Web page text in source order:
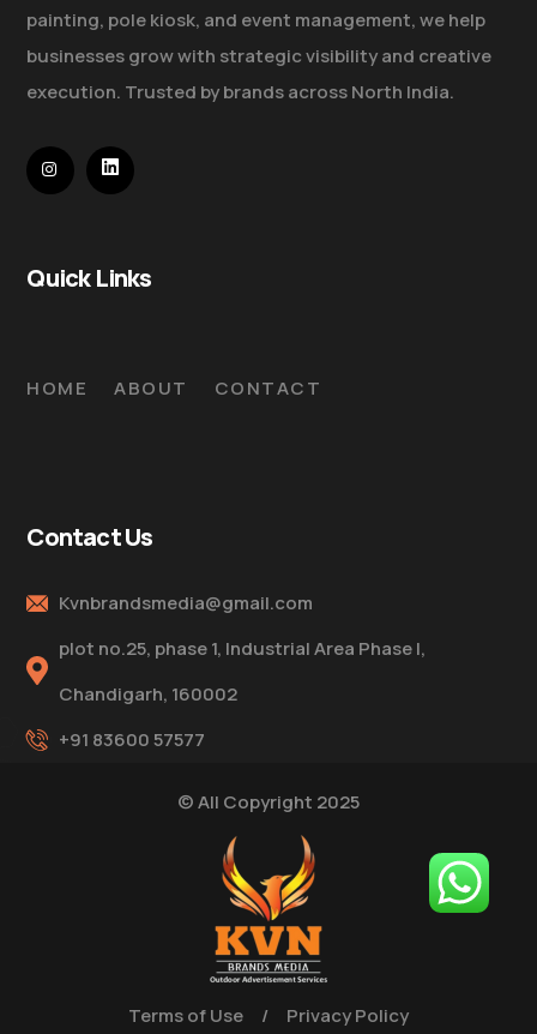
painting, pole kiosk, and event management, we help
businesses grow with strategic visibility and creative
execution. Trusted by brands across North India.
Quick Links
HOME ABOUT CONTACT
Contact Us
Kvnbrandsmedia@gmail.com
plot no.25, phase 1, Industrial Area Phase I,
Chandigarh, 160002
+91 83600 57577
© All Copyright 2025
Terms of Use / Privacy Policy